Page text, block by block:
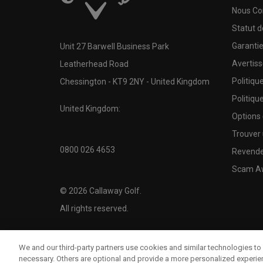
Unit 27 Barwell Business Park
Leatherhead Road
Chessington - KT9 2NY - United Kingdom
United Kingdom:
0800 026 4653
© 2026 Callaway Golf.
All rights reserved.
Nous
Statut
Garantie
Options
Trouver
Scam
We and our third-party partners use cookies and similar technologies
necessary. Others are optional and provide a more personalized